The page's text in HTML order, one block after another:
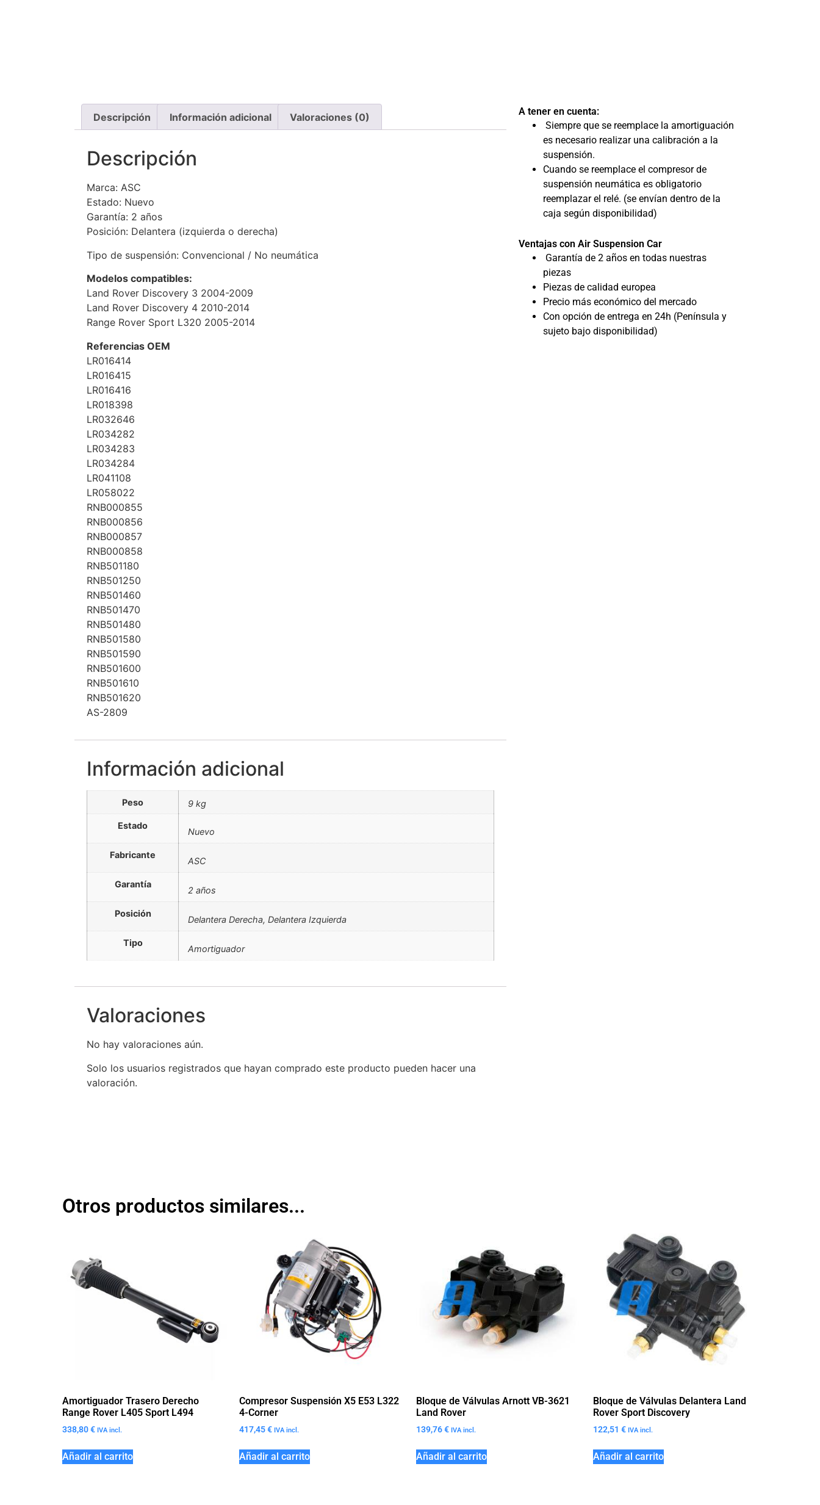
Descripción Información adicional Valoraciones (0)
Descripción
Marca: ASC
Estado: Nuevo
Garantía: 2 años
Posición: Delantera (izquierda o derecha)
Tipo de suspensión: Convencional / No neumática
Modelos compatibles:
Land Rover Discovery 3 2004-2009
Land Rover Discovery 4 2010-2014
Range Rover Sport L320 2005-2014
Referencias OEM
LR016414
LR016415
LR016416
LR018398
LR032646
LR034282
LR034283
LR034284
LR041108
LR058022
RNB000855
RNB000856
RNB000857
RNB000858
RNB501180
RNB501250
RNB501460
RNB501470
RNB501480
RNB501580
RNB501590
RNB501600
RNB501610
RNB501620
AS-2809
Información adicional
Peso 9 kg
Estado
Nuevo
Fabricante
ASC
Garantía
2 años
Posición
Delantera Derecha, Delantera Izquierda
Tipo
Amortiguador
Valoraciones
No hay valoraciones aún.
Solo los usuarios registrados que hayan comprado este producto pueden hacer una
valoración.
A tener en cuenta:
Siempre que se reemplace la amortiguación
es necesario realizar una calibración a la
suspensión.
Cuando se reemplace el compresor de
suspensión neumática es obligatorio
reemplazar el relé. (se envían dentro de la
caja según disponibilidad)
Ventajas con Air Suspension Car
Garantía de 2 años en todas nuestras
piezas
Piezas de calidad europea
Precio más económico del mercado
Con opción de entrega en 24h (Península y
sujeto bajo disponibilidad)
Otros productos similares...
Amortiguador Trasero Derecho
Range Rover L405 Sport L494
338,80€ IVA incl.
Añadir al carrito
Compresor Suspensión X5 E53 L322
4-Corner
417,45€ IVA incl.
Añadir al carrito
Bloque de Válvulas Arnott VB-3621
Land Rover
139,76€ IVA incl.
Añadir al carrito
Bloque de Válvulas Delantera Land
Rover Sport Discovery
122,51 € IVA incl.
Añadir al carrito